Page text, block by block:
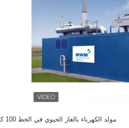
مولد الكهرباء بالغاز الحيوي في الخط 100 كيلوواط